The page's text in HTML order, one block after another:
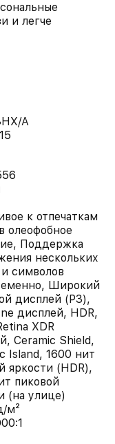
и легче
A
к отпечаткам
олеофобное
Поддержка
нескольких
символов
Широкий
дисплей (P3),
дисплей, HDR,
XDR
Ceramic Shield,
Island, 1600 нит
яркости (HDR),
пиковой
(на улице)
м²